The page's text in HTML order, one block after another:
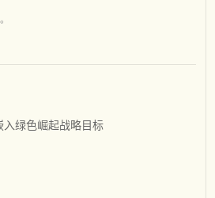
入绿色崛起战略目标